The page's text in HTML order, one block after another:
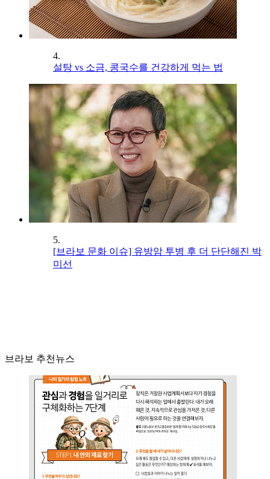
4.
설탕 vs 소금, 콩국수를 건강하게 먹는 법
5.
[브라보 문화 이슈] 유방암 투병 후 더 단단해진 박
미선
브라보 추천뉴스